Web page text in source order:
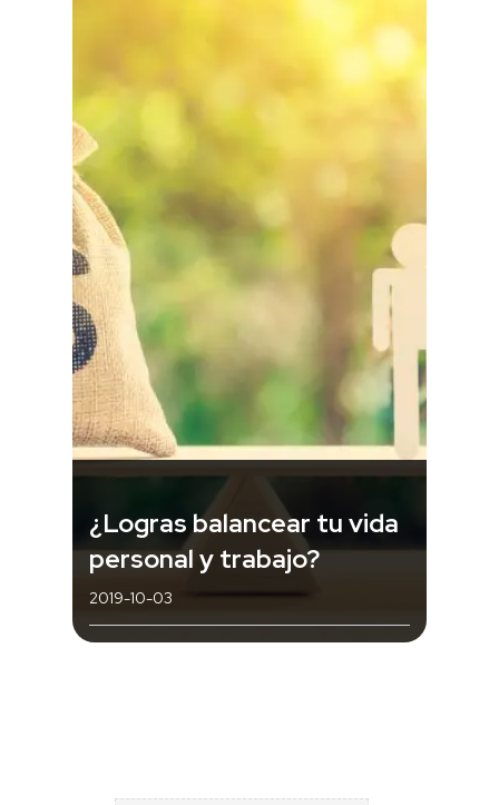
¿Logras balancear tu vida
personal y trabajo?
2019-10-03